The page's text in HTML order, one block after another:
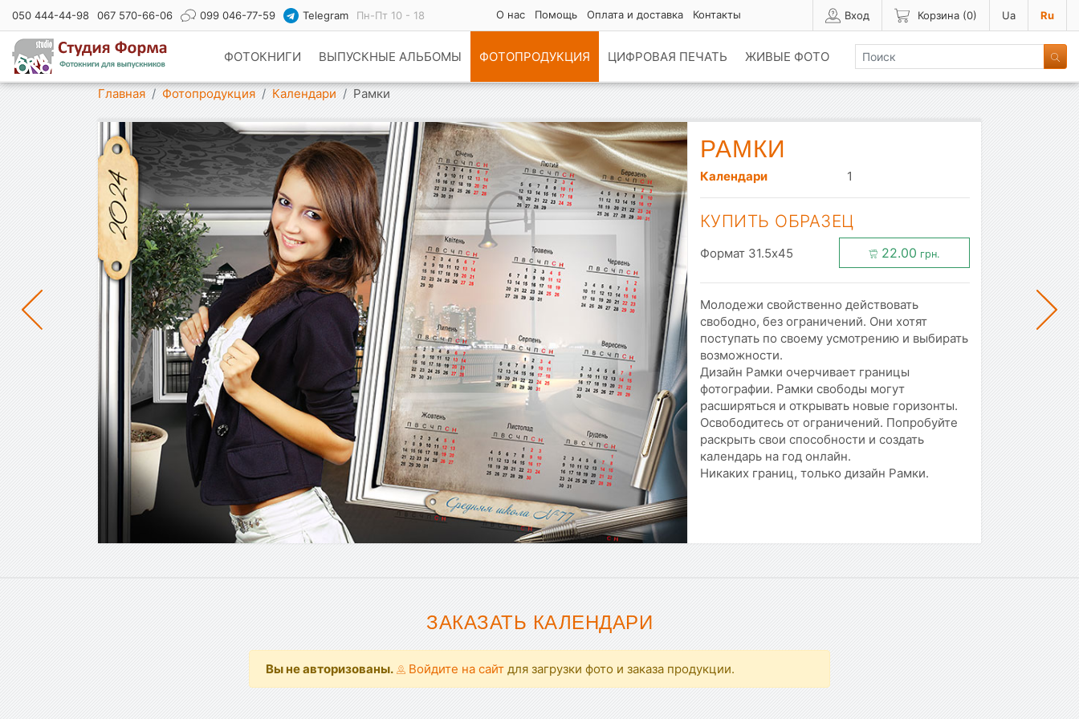
Вход Корзина (0) Ua Ru
050 444-44-98 067 570-66-06 099 046-77-59 Telegram Пн-Пт 10 - 18 О нас Помощь Оплата и доставка Контакты
Показать меню ФОТОКНИГИ ВЫПУСКНЫЕ АЛЬБОМЫ ФОТОПРОДУКЦИЯ ЦИФРОВАЯ ПЕЧАТЬ ЖИВЫЕ ФОТО
Главная Фотопродукция Календари Рамки
РАМКИ
Календари 1
КУПИТЬ ОБРАЗЕЦ
Формат 31.5x45 22.00 грн.
Молодежи свойственно действовать
свободно, без ограничений. Они хотят
поступать по своему усмотрению и выбирать
возможности.
Дизайн Рамки очерчивает границы
фотографии. Рамки свободы могут
расширяться и открывать новые горизонты.
Освободитесь от ограничений. Попробуйте
раскрыть свои способности и создать
календарь на год онлайн.
Никаких границ, только дизайн Рамки.
ЗАКАЗАТЬ КАЛЕНДАРИ
Вы не авторизованы. Войдите на сайт для загрузки фото и заказа продукции.